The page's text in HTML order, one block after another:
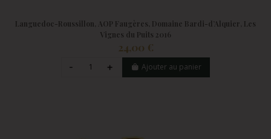
Languedoc-Roussillon, AOP Faugères, Domaine Bardi-d’Alquier, Les
Vignes du Puits 2016
24,00 €
Ajouter au panier